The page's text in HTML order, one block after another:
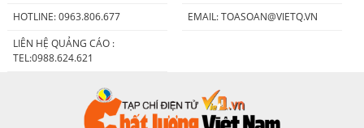
HOTLINE: 0963.806.677
EMAIL:TOASOAN@VIETQ.VN
LIÊN HỆ QUẢNG CÁO :
TEL:0988.624.621